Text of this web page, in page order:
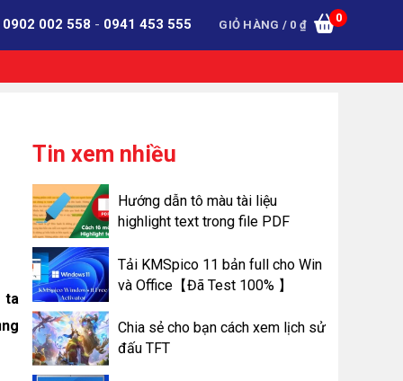
GIỎ HÀNG / 0 ₫
0
0902 002 558 - 0941 453 555
ta
Tin xem nhiều
Hướng dẫn tô màu tài liệu
highlight text trong file PDF
Tải KMSpico 11 bản full cho Win
và Office【Đã Test 100% 】
Chia sẻ cho bạn cách xem lịch sử
đấu TFT